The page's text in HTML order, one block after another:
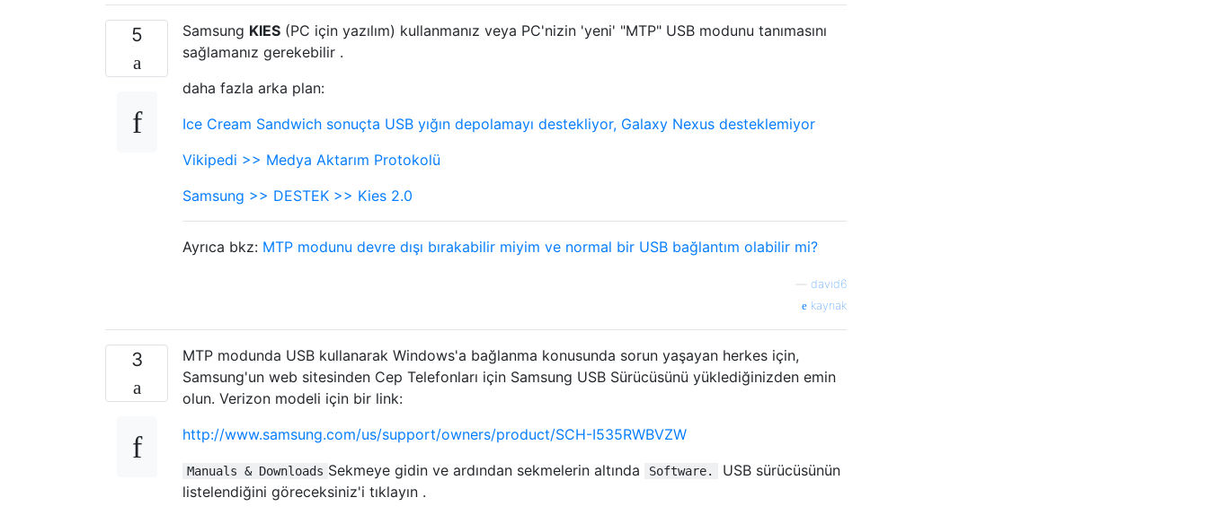
5 Samsung KIES (PC için yazılım) kullanmanız veya PC'nizin 'yeni' "MTP" USB modunu tanımasını
sağlamanız gerekebilir .
daha fazla arka plan:
Ice Cream Sandwich sonuçta USB yığın depolamayı destekliyor, Galaxy Nexus desteklemiyor
Vikipedi >> Medya Aktarım Protokolü
Samsung >> DESTEK >> Kies 2.0
Ayrıca bkz: MTP modunu devre dışı bırakabilir miyim ve normal bir USB bağlantım olabilir mi?
david6
kaynak
3
MTP modunda USB kullanarak Windows'a bağlanma konusunda sorun yaşayan herkes için,
Samsung'un web sitesinden Cep Telefonları için Samsung USB Sürücüsünü yüklediğinizden emin
olun. Verizon modeli için bir link:
http://www.samsung.com/us/support/owners/product/SCH-I535RWBVZW
Manuals & Downloads Sekmeye gidin ve ardından sekmelerin altında Software.
USB sürücüsünün
listelendiğini göreceksiniz'i tıklayın .